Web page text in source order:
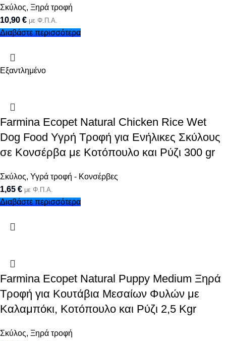
Σκύλος, Ξηρά τροφή
10,90 € με Φ.Π.Α.
Διαβάστε περισσότερα
Εξαντλημένο
Farmina Ecopet Natural Chicken Rice Wet
Dog Food Υγρή Τροφή για Ενήλικες Σκύλους
σε Κονσέρβα με Κοτόπουλο και Ρύζι 300 gr
Σκύλος, Υγρά τροφή - Κονσέρβες
1,65 € με Φ.Π.Α.
Διαβάστε περισσότερα
Farmina Ecopet Natural Puppy Medium Ξηρά
Τροφή για Κουτάβια Μεσαίων Φυλών με
Καλαμπόκι, Κοτόπουλο και Ρύζι 2,5 Kgr
Σκύλος, Ξηρά τροφή